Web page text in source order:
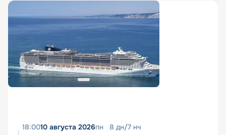
18:0010 августа 2026пн 8 дн/7 нч